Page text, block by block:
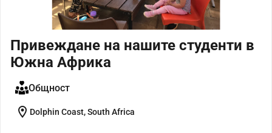
Привеждане на нашите студенти в
Южна Африка
Общност
location_on Dolphin Coast, South Africa